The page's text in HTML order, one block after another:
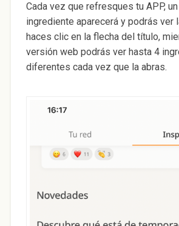
Cada vez que refresques tu APP,
ingrediente aparecerá y podrás ver
haces clic en la flecha del título,
versión web podrás ver hasta 4
diferentes cada vez que la abras.